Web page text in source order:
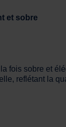
et sobre
fois sobre et
reflétant la